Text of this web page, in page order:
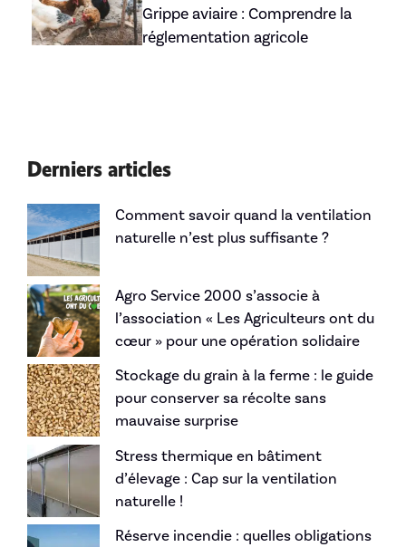
Grippe aviaire : Comprendre la
réglementation agricole
Derniers articles
Comment savoir quand la ventilation
naturelle n’est plus suffisante ?
Agro Service 2000 s’associe à
l’association « Les Agriculteurs ont du
cœur » pour une opération solidaire
Stockage du grain à la ferme : le guide
pour conserver sa récolte sans
mauvaise surprise
Stress thermique en bâtiment
d’élevage : Cap sur la ventilation
naturelle !
Réserve incendie : quelles obligations